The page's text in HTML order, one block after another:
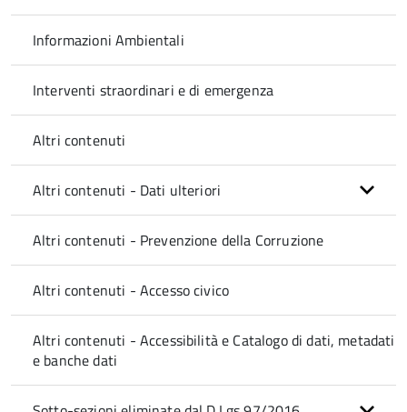
Informazioni Ambientali
Interventi straordinari e di emergenza
Altri contenuti
Altri contenuti - Dati ulteriori
Altri contenuti - Prevenzione della Corruzione
Altri contenuti - Accesso civico
Altri contenuti - Accessibilità e Catalogo di dati, metadati
e banche dati